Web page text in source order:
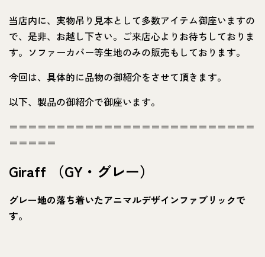
当店内に、実物吊り見本として多数アイテム御座いますの
で、是非、お越し下さい。ご来店心よりお待ちしておりま
す。ソファーカバー等生地のみの販売もしております。
今回は、具体的に品物の御紹介をさせて頂きます。
以下、製品の御紹介で御座います。
＝＝＝＝＝＝＝＝＝＝＝＝＝＝＝＝＝＝＝＝＝＝＝＝＝＝
＝＝＝＝＝
Giraff （GY・グレー）
グレー地の落ち着いたアニマルデザインファブリックで
す。